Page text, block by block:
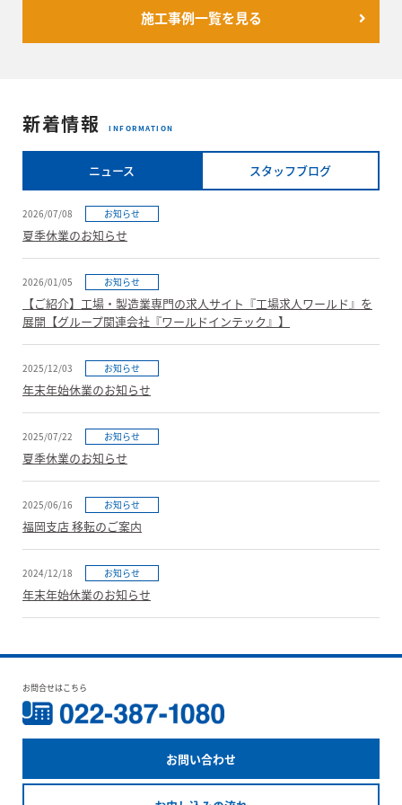
施工事例一覧を見る
新着情報 INFORMATION
ニュース スタッフブログ
2026/07/08 お知らせ
夏季休業のお知らせ
2026/01/05 お知らせ
【ご紹介】工場・製造業専門の求人サイト『工場求人ワールド』を
展開【グループ関連会社『ワールドインテック』】
2025/12/03 お知らせ
年末年始休業のお知らせ
2025/07/22 お知らせ
夏季休業のお知らせ
2025/06/16 お知らせ
福岡支店 移転のご案内
2024/12/18 お知らせ
年末年始休業のお知らせ
お問合せはこちら
お問い合わせ